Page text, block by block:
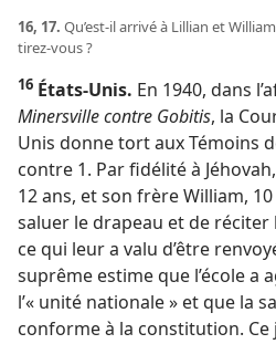
16, 17. Qu’est-​il arrivé à Lillian et
tirez-​vous ?
16 États-Unis. En 1940, dans
Minersville contre Gobitis, la
Unis donne tort aux Témoins
contre 1. Par fidélité à
12 ans, et son frère William,
saluer le drapeau et de réciter
ce qui leur a valu d’être
suprême estime que l’école a
l’« unité nationale » et que la
conforme à la constitution.